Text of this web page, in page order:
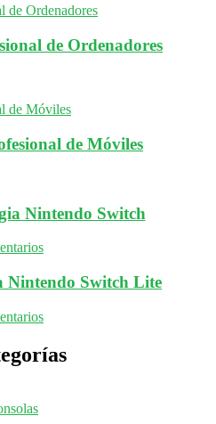
de Ordenadores
de Móviles
Nintendo Switch
Nintendo Switch Lite